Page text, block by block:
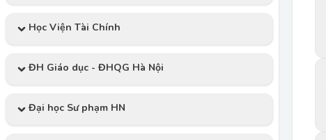
Học Viện Tài Chính
ĐH Giáo dục - ĐHQG Hà Nội
Đại học Sư phạm HN